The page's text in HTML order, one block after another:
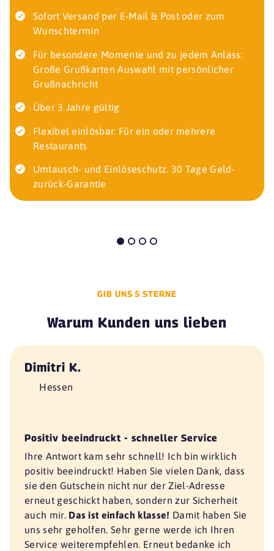
Sofort Versand per E-Mail & Post oder zum
Wunschtermin
Für besondere Momente und zu jedem Anlass:
Große Grußkarten Auswahl mit persönlicher
Grußnachricht
Über 3 Jahre gültig
Flexibel einlösbar. Für ein oder mehrere
Restaurants
Umtausch- und Einlöseschutz. 30 Tage Geld-
zurück-Garantie
GIB UNS 5 STERNE
Warum Kunden uns lieben
Dimitri K.
Hessen
Positiv beeindruckt - schneller Service
Ihre Antwort kam sehr schnell! Ich bin wirklich
positiv beeindruckt! Haben Sie vielen Dank, dass
sie den Gutschein nicht nur der Ziel-Adresse
erneut geschickt haben, sondern zur Sicherheit
auch mir. Das ist einfach klasse! Damit haben Sie
uns sehr geholfen. Sehr gerne werde ich Ihren
Service weiterempfehlen. Erneut bedanke ich